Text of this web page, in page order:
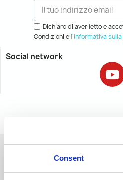
Consent
Dichiaro di aver letto e
Condizioni el'Informativa sulla
Social network
AC Doctor Shop
INFORMAZIONI